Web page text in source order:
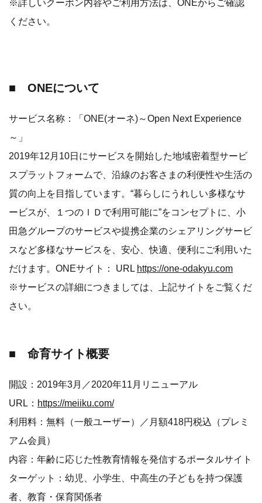
※詳しいクーポン内容やご利用方法は、ONEからご確認
ください。
■ ONEについて
サービス名称：「ONE(オーネ)～Open Next Experience
～」
2019年12月10日にサービスを開始した地域密着型サービ
スプラットフォームで、沿線のお客さまの利便性や生活の
質の向上を目指しています。“暮らしにうれしい多様なサ
ービスが、１つのＩＤで利用可能に”をコンセプトに、小
田急グループのサービスや提携企業のシェアリングサービ
スなど多様なサービスを、安心、快適、便利にご利用いた
だけます。ONEサイト： URL https://one-odakyu.com
※サービスの詳細につきましては、上記サイトをご覧くだ
さい。
■ 命育サイト概要
開設：2019年3月／2020年11月リニューアル
URL： https://meiiku.com/
利用料：無料（一般ユーザー）／月額418円税込（プレミ
アム会員）
内容：年齢に応じた性教育情報を発信するポータルサイト
ターゲット：幼児、小学生、中高生の子どもを持つ保護
者、教育・保育関係者